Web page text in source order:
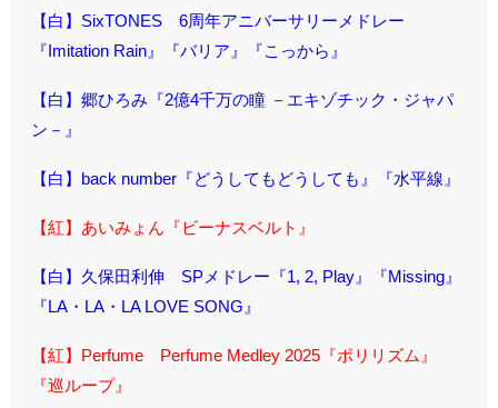
【白】SixTONES 6周年アニバーサリーメドレー
『Imitation Rain』『バリア』『こっから』
【白】郷ひろみ『2億4千万の瞳 －エキゾチック・ジャパ
ン－』
【白】back number『どうしてもどうしても』『水平線』
【紅】あいみょん『ビーナスベルト』
【白】久保田利伸 SPメドレー『1, 2, Play』『Missing』
『LA・LA・LA LOVE SONG』
【紅】Perfume Perfume Medley 2025『ポリリズム』
『巡ループ』